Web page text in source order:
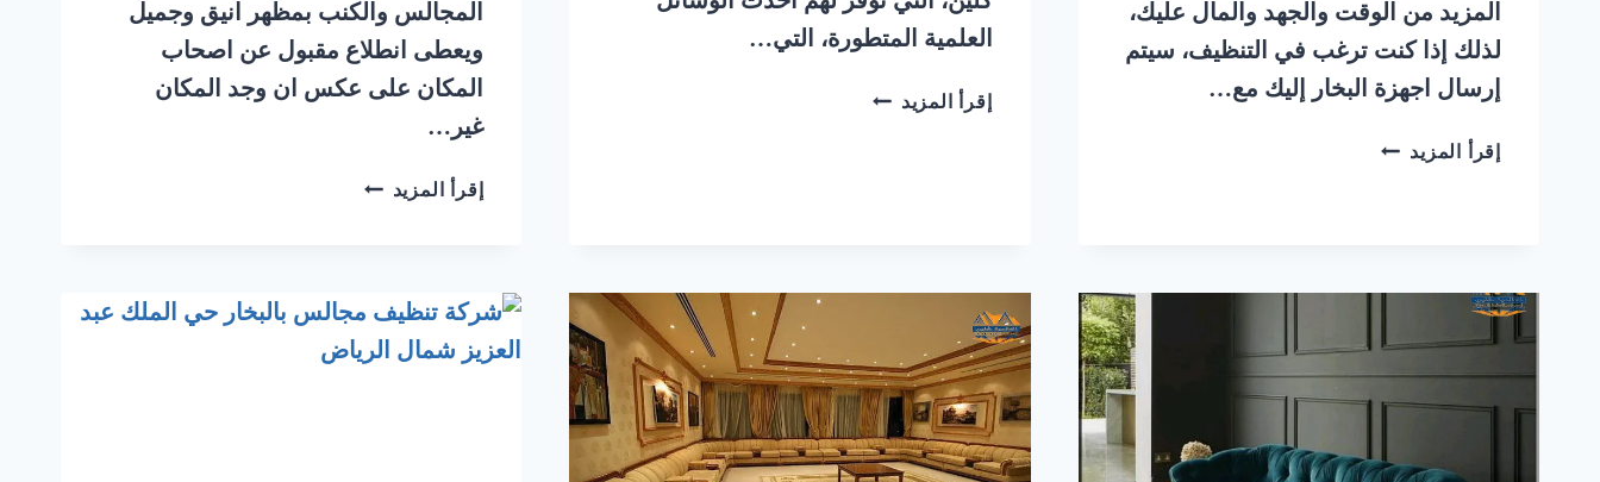
المزيد من الوقت والجهد والمال عليك،
لذلك إذا كنت ترغب في التنظيف، سيتم
إرسال اجهزة البخار إليك مع…
إقرأ المزيد شركة
النخيل
الرياض
|
0548145142
العلمية المتطورة، التي…
إقرأ المزيد شركة
المجالس والكنب بمظهر انيق وجميل
ويعطى انطلاع مقبول عن اصحاب
المكان على عكس ان وجد المكان
غير…
إقرأ المزيد شركة
حي
شمال